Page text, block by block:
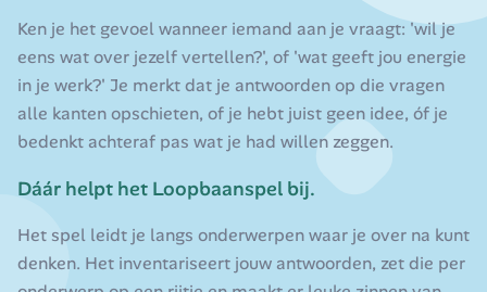
Ken je het gevoel wanneer iemand aan je vraagt: 'wil je
eens wat over jezelf vertellen?', of 'wat geeft jou energie
in je werk?' Je merkt dat je antwoorden op die vragen
alle kanten opschieten, of je hebt juist geen idee, óf je
bedenkt achteraf pas wat je had willen zeggen.
Dáár helpt het Loopbaanspel bij.
Het spel leidt je langs onderwerpen waar je over na kunt
denken. Het inventariseert jouw antwoorden, zet die per